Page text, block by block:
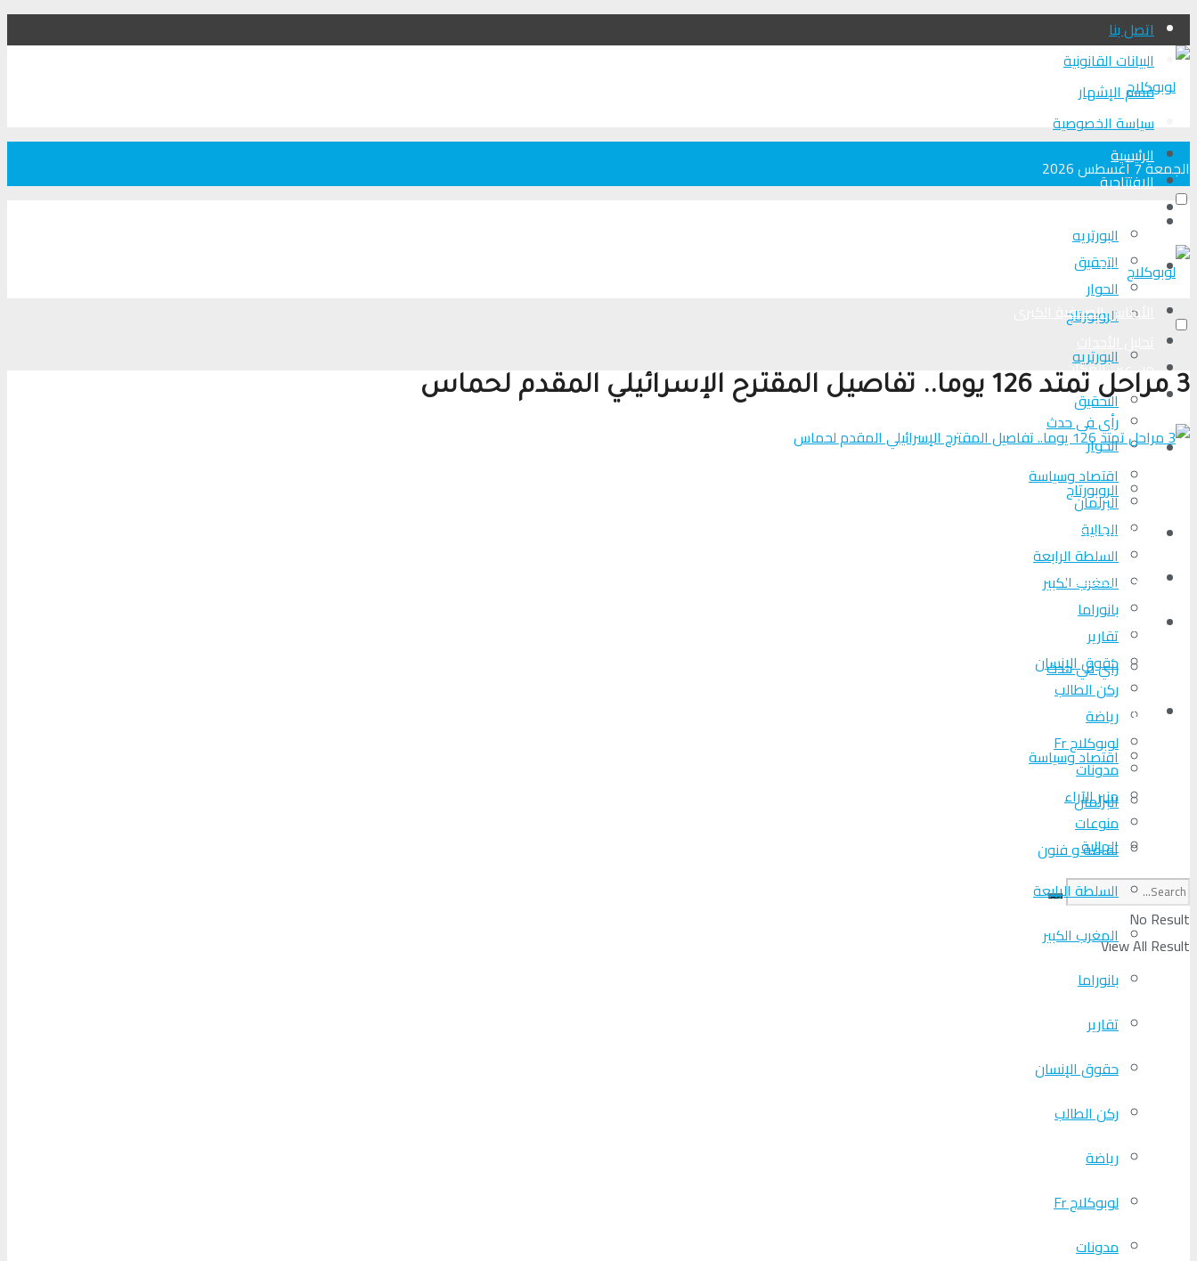
اتصل بنا
البيانات القانونية
قسم الإشهار
سياسة الخصوصية
الجمعة 7 أغسطس 2026الرئيسية
الافتتاحية
البورتريه
التحقیق
الحوار
الروبورتاج
من عين المكان
لوبوكلاج TV
رأي في حدث
المزيد
اقتصاد وسياسة
البرلمان
الجالية
السلطة الرابعة
المغرب الكبير
بانوراما
تقارير
حقوق الإنسان
ركن الطالب
رياضة
لوبوكلاج Fr
مدونات
منبر الآراء
منوعات
ثقافة و فنون
No Result
View All Result
الرئيسية
الافتتاحية
الأجناس الصحفية الكبرى
البورتريه
التحقیق
الحوار
الروبورتاج
تحلیل الأحداث
من عين المكان
لوبوكلاج TV
رأي في حدث
المزيد
اقتصاد وسياسة
البرلمان
الجالية
السلطة الرابعة
المغرب الكبير
بانوراما
تقارير
حقوق الإنسان
ركن الطالب
رياضة
لوبوكلاج Fr
مدونات
3 مراحل تمتد 126 يوما.. تفاصيل المقترح الإسرائيلي المقدم لحماس